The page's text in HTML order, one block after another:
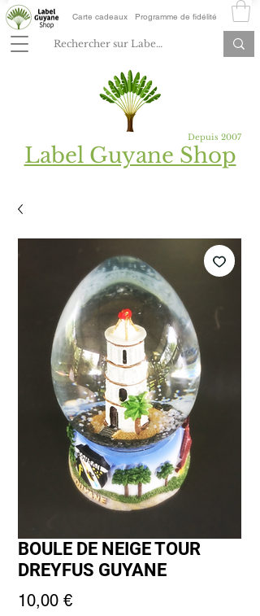
Carte cadeaux Programme de fidélité
Depuis 2007
Label Guyane Shop
BOULE DE NEIGE TOUR
DREYFUS GUYANE
10,00 €Prix